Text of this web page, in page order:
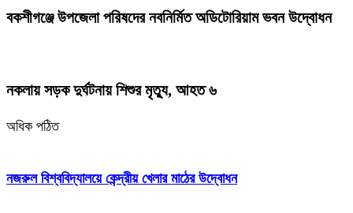
বকশীগঞ্জে উপজেলা পরিষদের নবনির্মিত অডিটোরিয়াম ভবন উদ্বোধন
নকলায় সড়ক দুর্ঘটনায় শিশুর মৃত্যু, আহত ৬
অধিক পঠিত
নজরুল বিশ্ববিদ্যালয়ে কেন্দ্রীয় খেলার মাঠের উদ্বোধন